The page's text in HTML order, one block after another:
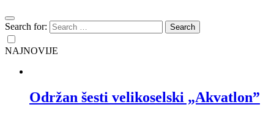
Search for:
NAJNOVIJE
Održan šesti velikoselski „Akvatlon”